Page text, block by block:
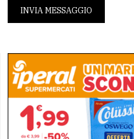
INVIA MESSAGGIO